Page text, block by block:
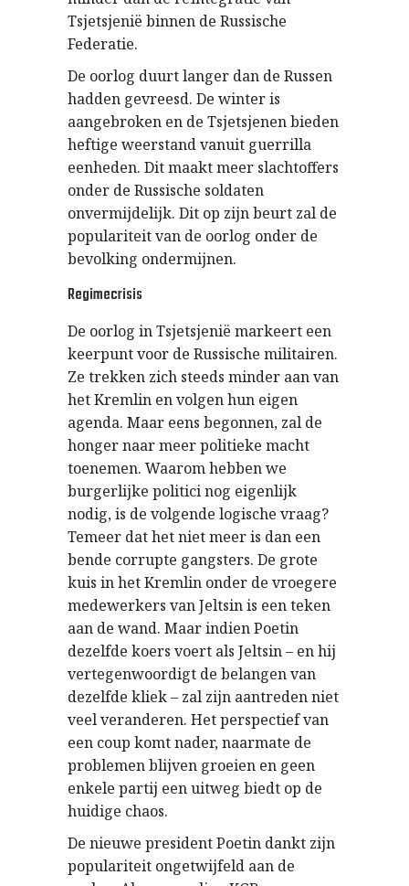
Tsjetsjenië binnen de Russische
Federatie.
De oorlog duurt langer dan de Russen
hadden gevreesd. De winter is
aangebroken en de Tsjetsjenen bieden
heftige weerstand vanuit guerrilla
eenheden. Dit maakt meer slachtoffers
onder de Russische soldaten
onvermijdelijk. Dit op zijn beurt zal de
populariteit van de oorlog onder de
bevolking ondermijnen.
Regimecrisis
De oorlog in Tsjetsjenië markeert een
keerpunt voor de Russische militairen.
Ze trekken zich steeds minder aan van
het Kremlin en volgen hun eigen
agenda. Maar eens begonnen, zal de
honger naar meer politieke macht
toenemen. Waarom hebben we
burgerlijke politici nog eigenlijk
nodig, is de volgende logische vraag?
Temeer dat het niet meer is dan een
bende corrupte gangsters. De grote
kuis in het Kremlin onder de vroegere
medewerkers van Jeltsin is een teken
aan de wand. Maar indien Poetin
dezelfde koers voert als Jeltsin – en hij
vertegenwoordigt de belangen van
dezelfde kliek – zal zijn aantreden niet
veel veranderen. Het perspectief van
een coup komt nader, naarmate de
problemen blijven groeien en geen
enkele partij een uitweg biedt op de
huidige chaos.
De nieuwe president Poetin dankt zijn
populariteit ongetwijfeld aan de